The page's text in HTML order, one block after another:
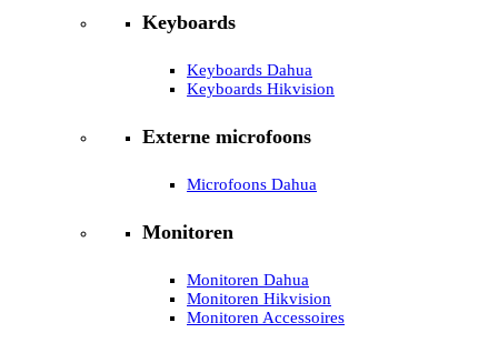
Keyboards
Keyboards Dahua
Keyboards Hikvision
Externe microfoons
Microfoons Dahua
Monitoren
Monitoren Dahua
Monitoren Hikvision
Monitoren Accessoires